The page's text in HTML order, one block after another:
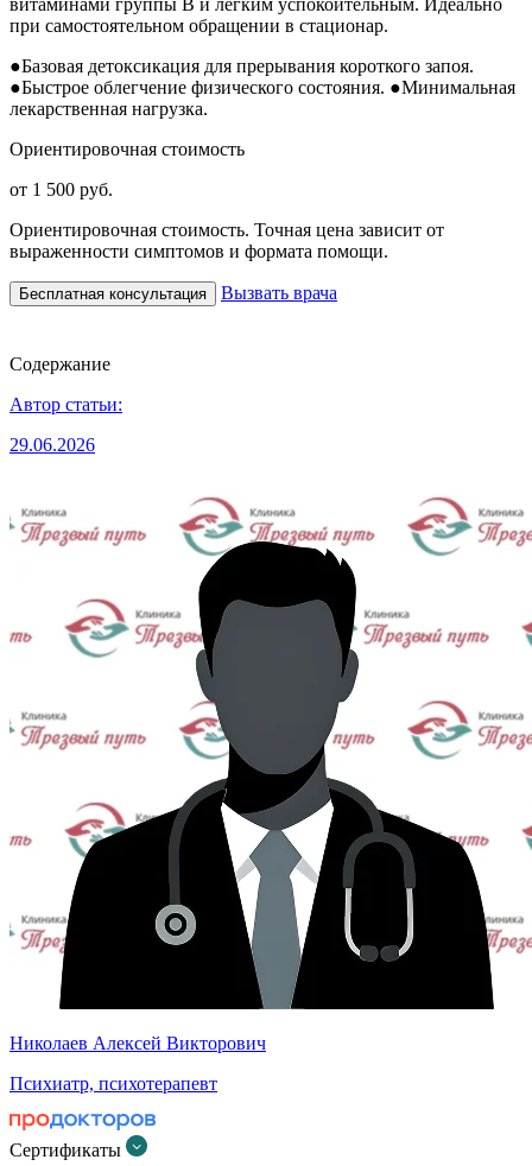
витаминами группы B и легким успокоительным. Идеально
при самостоятельном обращении в стационар.
●Базовая детоксикация для прерывания короткого запоя.
●Быстрое облегчение физического состояния. ●Минимальная
лекарственная нагрузка.
Ориентировочная стоимость
от 1 500 руб.
Ориентировочная стоимость. Точная цена зависит от
выраженности симптомов и формата помощи.
Бесплатная консультация Вызвать врача
Содержание
Автор статьи:
29.06.2026
Николаев Алексей Викторович
Психиатр, психотерапевт
Сертификаты